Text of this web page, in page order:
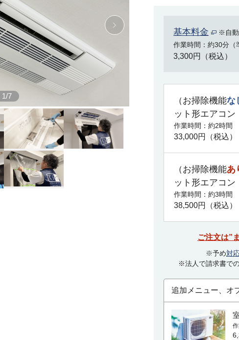
基本料金
※自動
作業時間
約30分（
3,300円（税込）
（お掃除機能な
ット形エアコン
作業時間 約2時間
33,000円（税込）
（お掃除機能あ
ット形エアコン
作業時間 約3時間
38,500円（税込）
ご注文は”
※予め対
※法人で請求書で
追加メニュー、オ
1/7